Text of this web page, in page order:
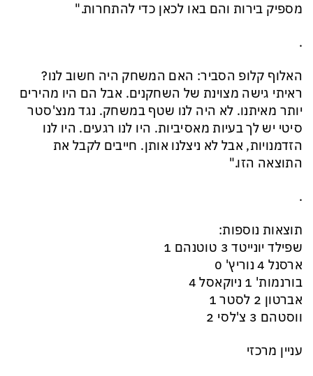
מספיק בירות והם באו לכאן כדי להתחרות."
.
האלוף קלופ הסביר: האם המשחק היה חשוב לנו?
ראיתי גישה מצוינת של השחקנים. אבל הם היו מהירים
יותר מאיתנו. לא היה לנו שטף במשחק. נגד מנצ'סטר
סיטי יש לך בעיות מאסיביות. היו לנו רגעים. היו לנו
הזדמנויות, אבל לא ניצלנו אותן. חייבים לקבל את
התוצאה הזו."
.
תוצאות נוספות:
שפילד יונייטד 3 טוטנהם 1
ארסנל 4 נוריץ' 0
בורנמות' 1 ניוקאסל 4
אברטון 2 לסטר 1
ווסטהם 3 צ'לסי 2
עניין מרכזי